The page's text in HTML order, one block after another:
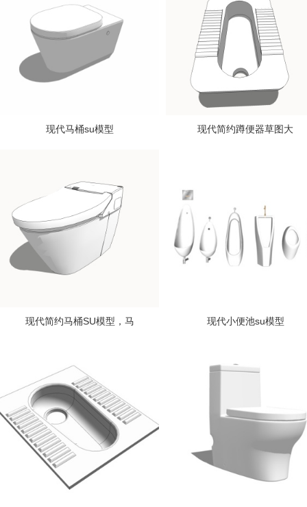
现代马桶su模型 现代简约蹲便器草图大
现代简约马桶SU模型，马 现代小便池su模型